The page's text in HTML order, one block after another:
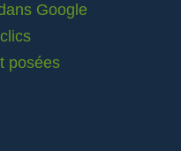
Google
posées